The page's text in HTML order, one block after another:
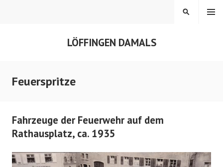
LÖFFINGEN DAMALS
MENÜ
SUCHEN
Feuerspritze
Fahrzeuge der Feuerwehr auf dem
Rathausplatz, ca. 1935